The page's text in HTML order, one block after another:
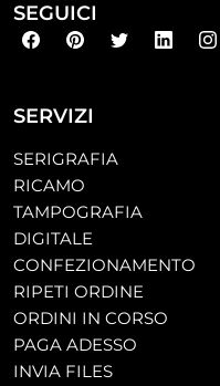
SERVIZI
SERIGRAFIA
RICAMO
TAMPOGRAFIA
DIGITALE
CONFEZIONAMENTO
RIPETI ORDINE
ORDINI IN CORSO
PAGA ADESSO
INVIA FILES
SEGUICI